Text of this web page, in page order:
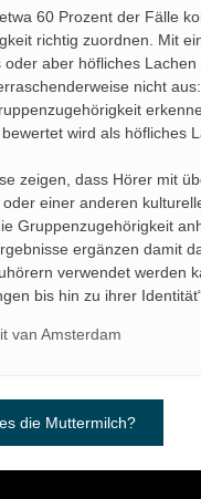
60 Prozent der Fälle
richtig zuordnen. Mit
oder aber höfliches
nicht
wird als höfliches
zeigen, dass Hörer mit
einer anderen
Gruppenzugehörigkeit
ergänzen damit
verwendet werden
bis hin zu ihrer
van Amsterdam
die Muttermilch?